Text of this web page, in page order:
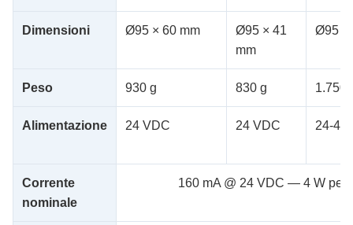
Dimensioni Ø95 × 60 mm
Ø95 × 41
mm
Ø95 ×
Peso 930 g 830 g 1.750
Alimentazione 24 VDC 24 VDC 24-48
Corrente
nominale
160 mA @ 24 VDC — 4 W per